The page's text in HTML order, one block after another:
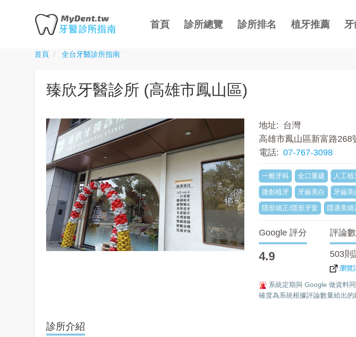
Toggle
導
首頁 診所總覽 診所排名 植牙推薦
首頁 全台牙醫診所指南
臻欣牙醫診所 (高雄市鳳山區)
地址
台灣
高雄市鳳山區新富路268
電話
07-767-3098
一般牙科 全口重建 人工植
微創植牙 牙齒美白 牙齒美
隱形矯正/隱形牙套 隱適美矯
Google 評分
4.9
評論數
503則
瀏覽
系統定期與 Google 做資料
確度為系統根據評論數量給出的
診所介紹